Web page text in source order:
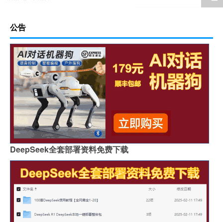
公告
DeepSeek全套部署资料免费下载